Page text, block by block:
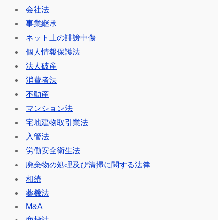
会社法
事業継承
ネット上の誹謗中傷
個人情報保護法
法人破産
消費者法
不動産
マンション法
宅地建物取引業法
入管法
労働安全衛生法
廃棄物の処理及び清掃に関する法律
相続
薬機法
M&A